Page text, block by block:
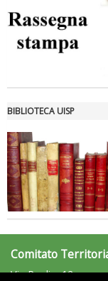
Tiziano Pesce a
BIBLIOTECA UISP
Comitato
Via Puglie, 12